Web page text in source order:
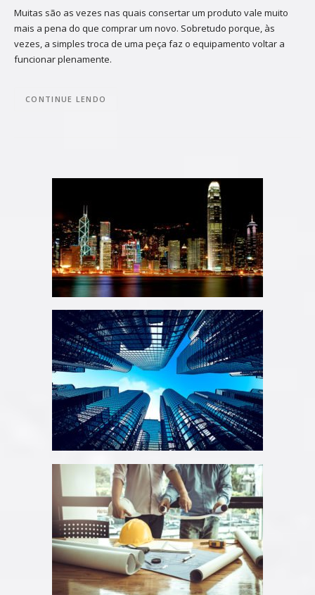
Muitas são as vezes nas quais consertar um produto vale muito
mais a pena do que comprar um novo. Sobretudo porque, às
vezes, a simples troca de uma peça faz o equipamento voltar a
funcionar plenamente.
CONTINUE LENDO